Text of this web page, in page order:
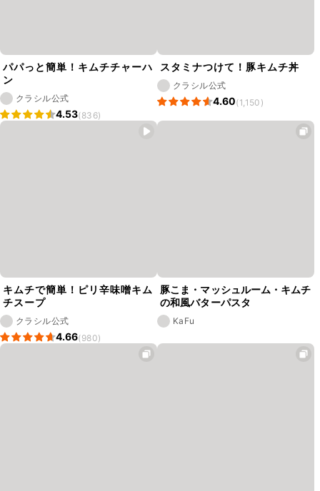
パパっと簡単！キムチチャーハ
ン
クラシル公式
4.53(836)
スタミナつけて！豚キムチ丼
クラシル公式
4.60(1,150)
キムチで簡単！ピリ辛味噌キム
チスープ
クラシル公式
4.66(980)
豚こま・マッシュルーム・キムチ
の和風バターパスタ
KaFu